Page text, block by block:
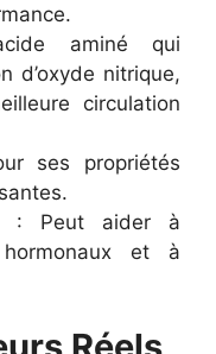
aminé qui
d’oxyde nitrique,
circulation
ses propriétés
: Peut aider à
et à